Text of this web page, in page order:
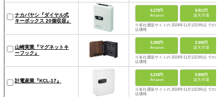
ナカバヤシ『ダイヤル式
キーボックス 20個収容』
6,273円
Amazon
8,811円
楽天市場
※各社通販サイトの 2024年11月12日時点 での税
込価格
山崎実業『マグネットキ
ーフック』
3,300円
Amazon
3,300円
楽天市場
※各社通販サイトの 2024年11月12日時点 での税
込価格
計電産業『KCL-17』
5,219円
Amazon
9,800円
楽天市場
※各社通販サイトの 2024年11月12日時点 での税
込価格